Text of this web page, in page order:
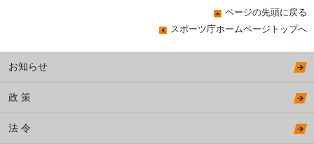
ページの先頭に戻る
スポーツ庁ホームページトップへ
お知らせ
政 策
法 令